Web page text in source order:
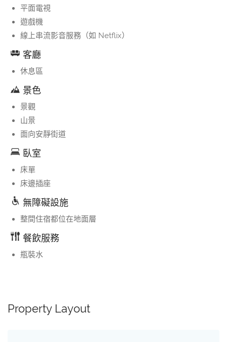
平面電視
遊戲機
線上串流影音服務（如 Netflix）
客廳
休息區
景色
景觀
山景
面向安靜街道
臥室
床單
床邊插座
無障礙設施
整間住宿都位在地面層
餐飲服務
瓶裝水
Property Layout